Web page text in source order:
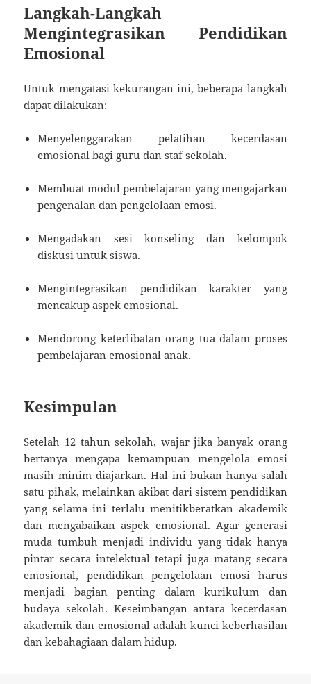
Langkah-Langkah
Mengintegrasikan Pendidikan
Emosional
Untuk mengatasi kekurangan ini, beberapa langkah
dapat dilakukan:
Menyelenggarakan pelatihan kecerdasan
emosional bagi guru dan staf sekolah.
Membuat modul pembelajaran yang mengajarkan
pengenalan dan pengelolaan emosi.
Mengadakan sesi konseling dan kelompok
diskusi untuk siswa.
Mengintegrasikan pendidikan karakter yang
mencakup aspek emosional.
Mendorong keterlibatan orang tua dalam proses
pembelajaran emosional anak.
Kesimpulan
Setelah 12 tahun sekolah, wajar jika banyak orang
bertanya mengapa kemampuan mengelola emosi
masih minim diajarkan. Hal ini bukan hanya salah
satu pihak, melainkan akibat dari sistem pendidikan
yang selama ini terlalu menitikberatkan akademik
dan mengabaikan aspek emosional. Agar generasi
muda tumbuh menjadi individu yang tidak hanya
pintar secara intelektual tetapi juga matang secara
emosional, pendidikan pengelolaan emosi harus
menjadi bagian penting dalam kurikulum dan
budaya sekolah. Keseimbangan antara kecerdasan
akademik dan emosional adalah kunci keberhasilan
dan kebahagiaan dalam hidup.